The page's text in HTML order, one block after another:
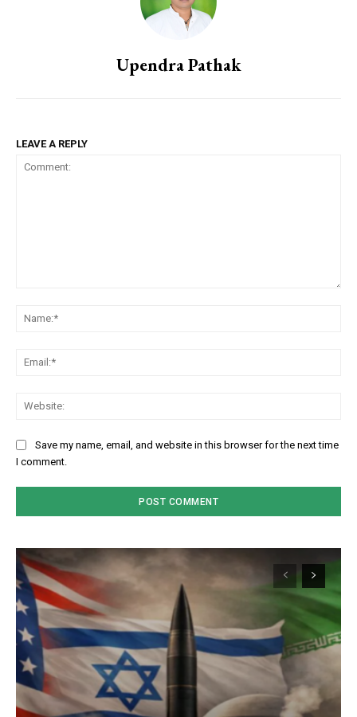
Upendra Pathak
LEAVE A REPLY
Save my name, email, and website in this browser for the next time
I comment.